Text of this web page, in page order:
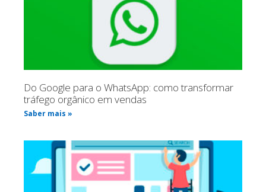
Do Google para o WhatsApp: como transformar
tráfego orgânico em vendas
Saber mais »